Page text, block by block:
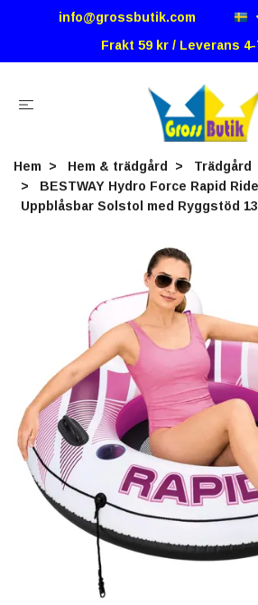
info@grossbutik.com
Frakt 59 kr / Leverans
Hem Hem & trädgård
Trädgård
BESTWAY Hydro Force Rapid
Uppblåsbar Solstol med Ryggstöd